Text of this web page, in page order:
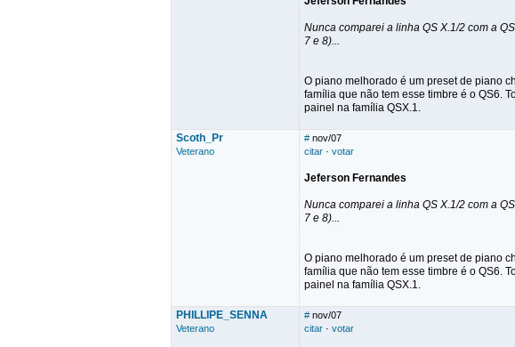
Nunca comparei a linha QS X.1/2 com a
7 e 8)...
O piano melhorado é um preset de piano
família que não tem esse timbre é o QS6.
painel na família QSX.1.
Scoth_Pr
Veterano
# nov/07
citar · votar
Jeferson Fernandes
Nunca comparei a linha QS X.1/2 com a
7 e 8)...
O piano melhorado é um preset de piano
família que não tem esse timbre é o QS6.
painel na família QSX.1.
PHILLIPE_SENNA
Veterano
# nov/07
citar · votar